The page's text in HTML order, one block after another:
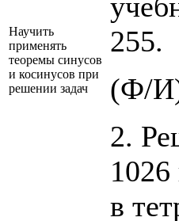
Научить
применять
теоремы синусов
и косинусов при
решении задач
255.
(Ф/
2.
1026
в